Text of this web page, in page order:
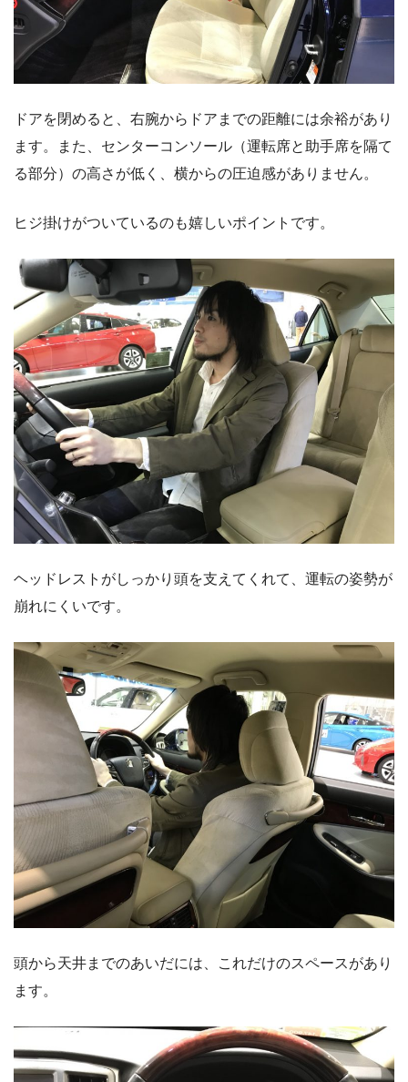
ドアを閉めると、右腕からドアまでの距離には余裕があり
ます。また、センターコンソール（運転席と助手席を隔て
る部分）の高さが低く、横からの圧迫感がありません。
ヒジ掛けがついているのも嬉しいポイントです。
ヘッドレストがしっかり頭を支えてくれて、運転の姿勢が
崩れにくいです。
頭から天井までのあいだには、これだけのスペースがあり
ます。